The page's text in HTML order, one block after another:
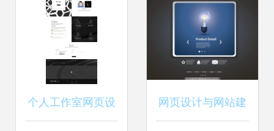
个人工作室网页设 网页设计与网站建